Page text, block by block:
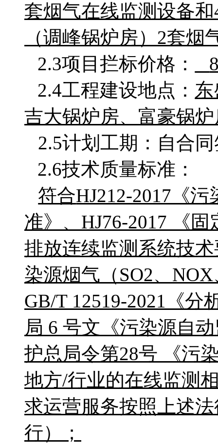
套烟气在线监测设备
（调峰锅炉房）2套烟
2.3项目拦标价格：
2.4工程建设地点：
吉大锅炉房、 富豪锅
2.5计划工期：自合
2.6技术质量标准：
符合HJ212-2017《
准》、HJ76-2017 《
排放连续监测系统技
染源烟气（SO2、
GB/T 12519-2021《
局 6 号文《污染源自
护总局令第28号
《污
地方/行业的在线监测
求运营服务按照上述
行）；